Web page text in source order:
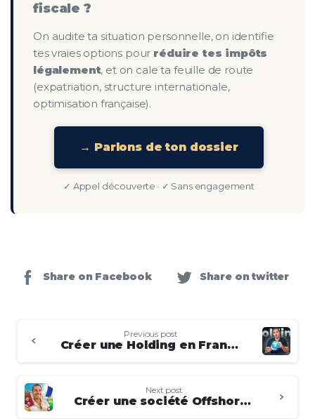
fiscale ?
On audite ta situation personnelle, on identifie
tes vraies options pour réduire tes impôts
légalement, et on cale ta feuille de route
(expatriation, structure internationale,
optimisation française).
→ Parlons de ton dossier
✓ Appel découverte · ✓ Sans engagement
Share on Facebook Share on twitter
Previous post
Créer une Holding en France ou à l’Étranger ?
Next post
Créer une société Offshore quand on vit en France (et légalement)